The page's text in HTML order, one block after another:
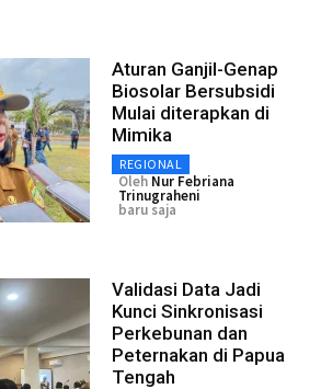
Aturan Ganjil-Genap
Biosolar Bersubsidi
Mulai diterapkan di
Mimika
REGIONAL
Oleh Nur Febriana
Trinugraheni
baru saja
Validasi Data Jadi
Kunci Sinkronisasi
Perkebunan dan
Peternakan di Papua
Tengah